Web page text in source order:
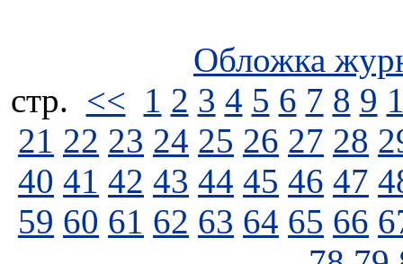
Обложка
стp. << 1 2 3 4 5 6 7 8 9
21 22 23 24 25 26 27 28
40 41 42 43 44 45 46 47
59 60 61 62 63 64 65 66